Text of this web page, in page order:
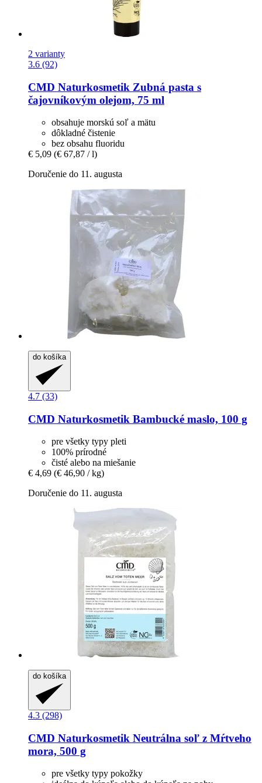
2 varianty
3.6 (92)
CMD Naturkosmetik Zubná pasta s
čajovníkovým olejom, 75 ml
obsahuje morskú soľ a mätu
dôkladné čistenie
bez obsahu fluoridu
€ 5,09 (€ 67,87 / l)
Doručenie do 11. augusta
do košíka
4.7 (33)
CMD Naturkosmetik Bambucké maslo, 100 g
pre všetky typy pleti
100% prírodné
čisté alebo na miešanie
€ 4,69 (€ 46,90 / kg)
Doručenie do 11. augusta
do košíka
4.3 (298)
CMD Naturkosmetik Neutrálna soľ z Mŕtveho
mora, 500 g
pre všetky typy pokožky